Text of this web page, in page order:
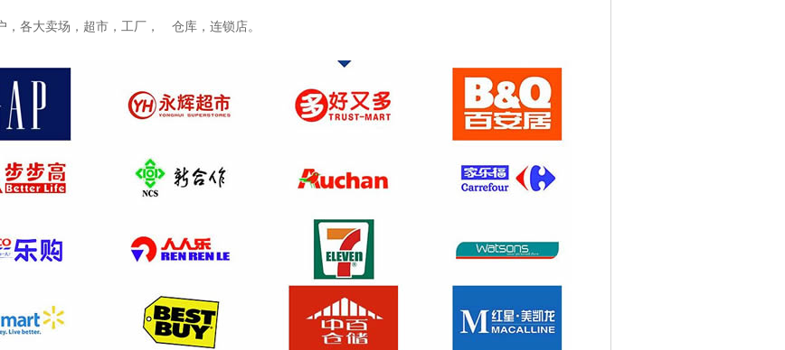
，各大卖场，超市，工厂， 仓库，连锁店。